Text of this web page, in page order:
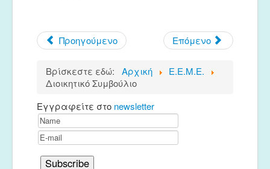
Προηγούμενο Επόμενο
Βρίσκεστε εδώ: Αρχική
Ε.Ε.Μ.Ε.
Διοικητικό Συμβούλιο
Εγγραφείτε στο newsletter